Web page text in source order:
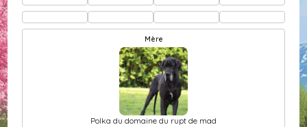
Mère
Polka du domaine du rupt de mad